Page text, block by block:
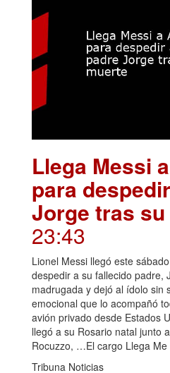
Llega Messi
para
Jorge tras
23:43
Lionel Messi llegó este
despedir a su fallecido padre,
madrugada y dejó al ídolo sin
emocional que lo acompañó
avión privado desde Estados
llegó a su Rosario natal junto
Rocuzzo, …El cargo Llega Me
Tribuna Noticias